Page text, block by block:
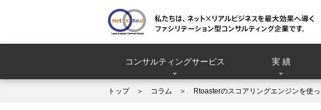
コンサルティングサービス 実 績
トップ コラム Rtoasterのスコアリングエンジンを使